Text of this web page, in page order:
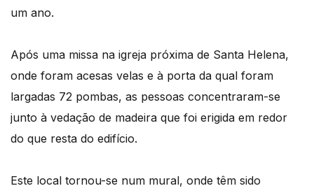
um ano.
Após uma missa na igreja próxima de Santa Helena,
onde foram acesas velas e à porta da qual foram
largadas 72 pombas, as pessoas concentraram-se
junto à vedação de madeira que foi erigida em redor
do que resta do edifício.
Este local tornou-se num mural, onde têm sido